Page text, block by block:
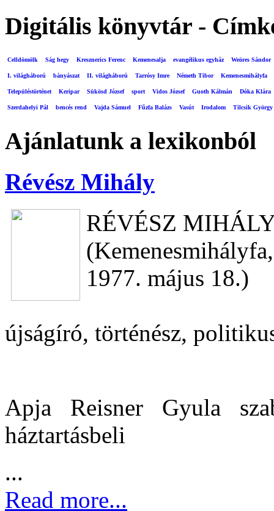
Digitális könyvtár -
Celldömölk Ság hegy Kresznerics Ferenc Kemenesalja evangélikus egyház Weöres Sándor
I. világháború bányászat II. világháború Tarrósy Imre Németh Tibor Kemenesmihályfa
Településtörténet Keripar Sükösd József sport Vidos József Guoth Kálmán Dóka Klára
Szerdahelyi Pál bencés rend Vajda Sámuel Fűzfa Balázs Vasút Irodalom Tilcsik György
Ajánlatunk a lexikonból
Révész Mihály
RÉVÉSZ
1977. május 18.)
újságíró, történész,
Apja Reisner Gyula
háztartásbeli
...
Read more...